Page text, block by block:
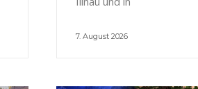
7. August 2026